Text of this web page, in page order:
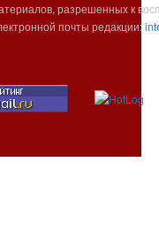
разрешенных к
почты редакции: